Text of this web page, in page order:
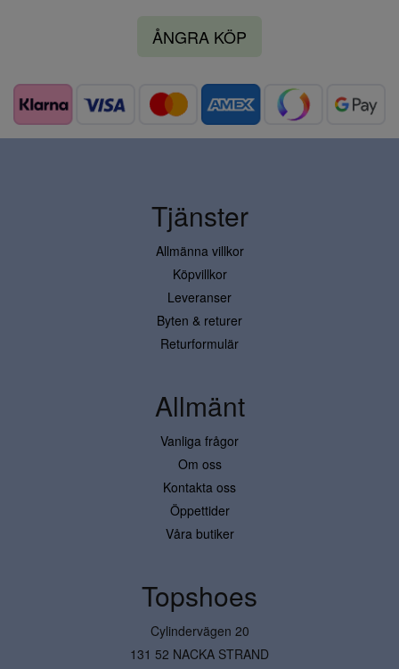
ÅNGRA KÖP
Tjänster
Allmänna villkor
Köpvillkor
Leveranser
Byten & returer
Returformulär
Allmänt
Vanliga frågor
Om oss
Kontakta oss
Öppettider
Våra butiker
Topshoes
Cylindervägen 20
131 52 NACKA STRAND